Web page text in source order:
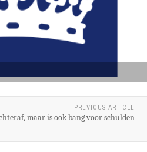
PREVIOUS ARTICLE
maar is ook bang voor schulden